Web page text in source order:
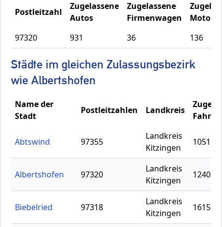
Postleitzahl
Zugelassene
Autos
Zugelassene
Firmenwagen
97320
931 36 136
Städte im gleichen Zulassungsbezirk
wie Albertshofen
Name der
Stadt
Postleitzahlen Landkreis
Abtswind 97355
Landkreis
Kitzingen
1051
Albertshofen 97320
Landkreis
Kitzingen
1240
Biebelried 97318
Landkreis
Kitzingen
16153